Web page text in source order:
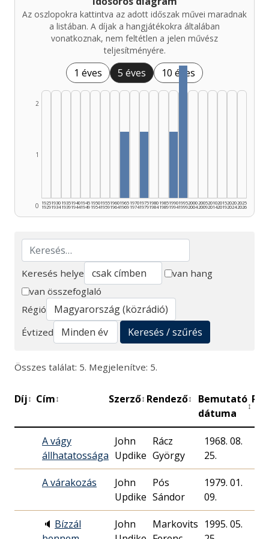
Az oszlopokra kattintva az adott időszak művei maradnak
a listában. A díjak a hangjátékokra általában
vonatkoznak, nem feltétlen a jelen művész
teljesítményére.
1 éves 5 éves 10 éves
0
1
2
1925
1929
1930
1934
1935
1939
1940
1944
1945
1949
1950
1954
1955
1959
1960
1964
1965
1969
1970
1974
1975
1979
1980
1984
1985
1989
1990
1994
1995
1999
2000
2004
2005
2009
2010
2014
2015
2019
2020
2024
2025
2026
Keresés
Keresés helye
van hang
van összefoglaló
Régió
Évtized
Keresés / szűrés
Összes találat: 5. Megjelenítve: 5.
Díj↕ Cím↕ Szerző↕ Rendező↕
Bemutató
dátuma
↕
A vágy
állhatatossága
John
Updike
Rácz
György
1968. 08.
25.
A várakozás
John
Updike
Pós
Sándor
1979. 01.
09.
🔈 Bízzál
John
Markovits 1995. 05.